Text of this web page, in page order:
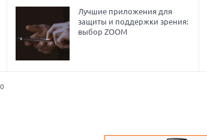
Лучшие приложения для
защиты и поддержки зрения:
выбор ZOOM